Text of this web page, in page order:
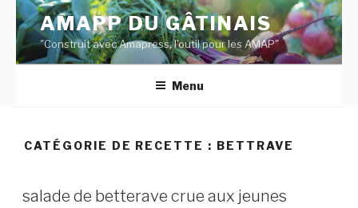
Aller
contenu
principal
AMAPP DU GÂTINAIS
"Construit avec Amapress, l'outil pour les AMAP"
Menu
CATÉGORIE DE RECETTE : BETTRAVE
salade de betterave crue aux jeunes